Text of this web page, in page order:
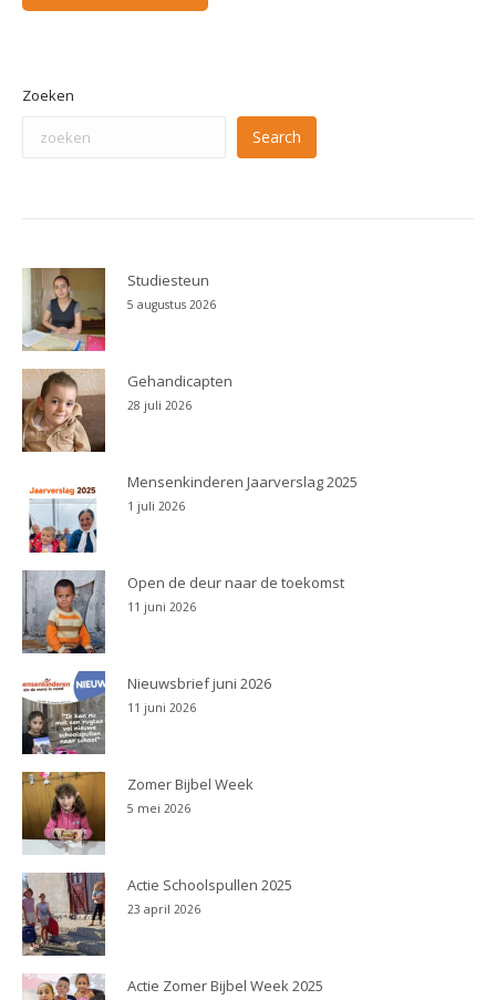
Zoeken
Search
Studiesteun
5 augustus 2026
Gehandicapten
28 juli 2026
Mensenkinderen Jaarverslag 2025
1 juli 2026
Open de deur naar de toekomst
11 juni 2026
Nieuwsbrief juni 2026
11 juni 2026
Zomer Bijbel Week
5 mei 2026
Actie Schoolspullen 2025
23 april 2026
Actie Zomer Bijbel Week 2025